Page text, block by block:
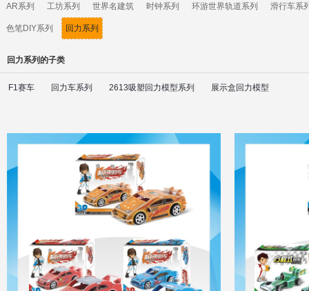
AR系列 工坊系列 世界名建筑 时钟系列 环游世界轨道系列 滑行车系
色笔DIY系列 回力系列
回力系列的子类
F1赛车 回力车系列 2613吸塑回力模型系列 展示盒回力模型